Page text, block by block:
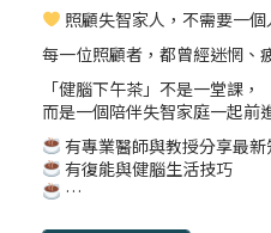
陸友望神父講
亞納—指引人
【一分鐘祈禱
照顧失智家人，不需要一個
每一位照顧者，都曾經迷惘、
「健腦下午茶」不是一堂課，
而是一個陪伴失智家庭一起前
有專業醫師與教授分享最新
有復能與健腦生活技巧
…